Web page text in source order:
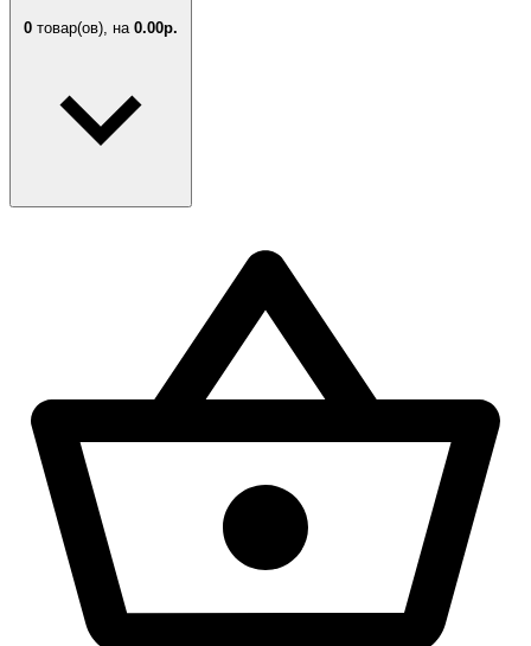
0 товар(ов), на 0.00р.